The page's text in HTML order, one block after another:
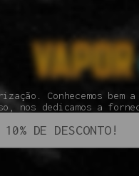
Conhecemos
nos dedicamos a